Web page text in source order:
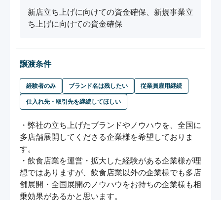
新店立ち上げに向けての資金確保、新規事業立
ち上げに向けての資金確保
譲渡条件
経験者のみ ブランド名は残したい 従業員雇用継続
仕入れ先・取引先を継続してほしい
・弊社の立ち上げたブランドやノウハウを、全国に
多店舗展開してくださる企業様を希望しておりま
す。
・飲食店業を運営・拡大した経験がある企業様が理
想ではありますが、飲食店業以外の企業様でも多店
舗展開・全国展開のノウハウをお持ちの企業様も相
乗効果があるかと思います。